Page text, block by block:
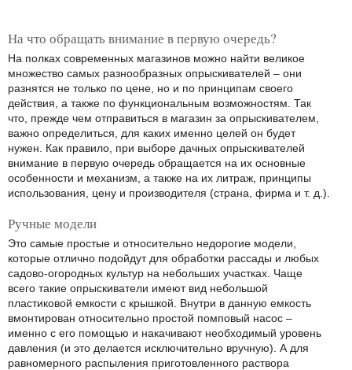
На что обращать внимание в первую очередь?
На полках современных магазинов можно найти великое
множество самых разнообразных опрыскивателей – они
разнятся не только по цене, но и по принципам своего
действия, а также по функциональным возможностям. Так
что, прежде чем отправиться в магазин за опрыскивателем,
важно определиться, для каких именно целей он будет
нужен. Как правило, при выборе дачных опрыскивателей
внимание в первую очередь обращается на их основные
особенности и механизм, а также на их литраж, принципы
использования, цену и производителя (страна, фирма и т. д.).
Ручные модели
Это самые простые и относительно недорогие модели,
которые отлично подойдут для обработки рассады и любых
садово-огородных культур на небольших участках. Чаще
всего такие опрыскиватели имеют вид небольшой
пластиковой емкости с крышкой. Внутри в данную емкость
вмонтирован относительно простой помповый насос –
именно с его помощью и накачивают необходимый уровень
давления (и это делается исключительно вручную). А для
равномерного распыления приготовленного раствора